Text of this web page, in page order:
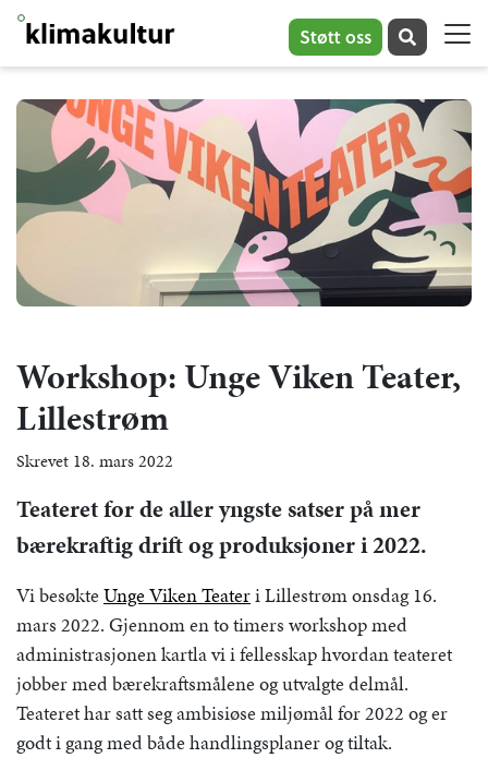
Støtt oss
Workshop: Unge Viken Teater,
Lillestrøm
Skrevet 18. mars 2022
Teateret for de aller yngste satser på mer
bærekraftig drift og produksjoner i 2022.
Vi besøkte Unge Viken Teateri Lillestrøm onsdag 16.
mars 2022. Gjennom en to timers workshop med
administrasjonen kartla vi i fellesskap hvordan teateret
jobber med bærekraftsmålene og utvalgte delmål.
Teateret har satt seg ambisiøse miljømål for 2022 og er
godt i gang med både handlingsplaner og tiltak.